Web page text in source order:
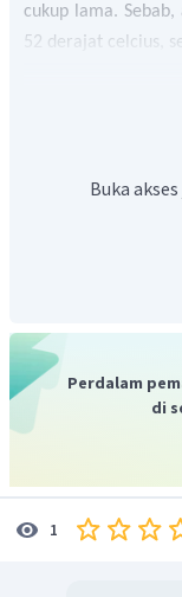
cukup lama.
52 derajat celcius,
Buka
Perdalam
di
1